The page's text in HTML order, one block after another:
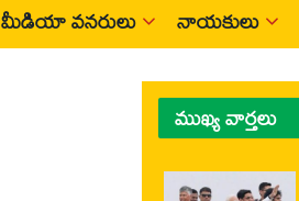
మీడియా వనరులు నాయకులు
ముఖ్య వార్తలు